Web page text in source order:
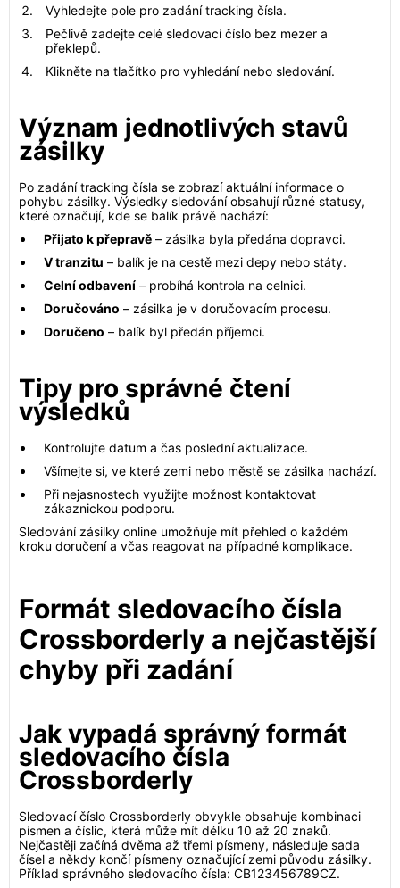
Vyhledejte pole pro zadání tracking čísla.
Pečlivě zadejte celé sledovací číslo bez mezer a
překlepů.
Klikněte na tlačítko pro vyhledání nebo sledování.
Význam jednotlivých stavů
zásilky
Po zadání tracking čísla se zobrazí aktuální informace o
pohybu zásilky. Výsledky sledování obsahují různé statusy,
které označují, kde se balík právě nachází:
Přijato k přepravě – zásilka byla předána dopravci.
V tranzitu – balík je na cestě mezi depy nebo státy.
Celní odbavení – probíhá kontrola na celnici.
Doručováno – zásilka je v doručovacím procesu.
Doručeno – balík byl předán příjemci.
Tipy pro správné čtení
výsledků
Kontrolujte datum a čas poslední aktualizace.
Všímejte si, ve které zemi nebo městě se zásilka nachází.
Při nejasnostech využijte možnost kontaktovat
zákaznickou podporu.
Sledování zásilky online umožňuje mít přehled o každém
kroku doručení a včas reagovat na případné komplikace.
Formát sledovacího čísla
Crossborderly a nejčastější
chyby při zadání
Jak vypadá správný formát
sledovacího čísla
Crossborderly
Sledovací číslo Crossborderly obvykle obsahuje kombinaci
písmen a číslic, která může mít délku 10 až 20 znaků.
Nejčastěji začíná dvěma až třemi písmeny, následuje sada
čísel a někdy končí písmeny označující zemi původu zásilky.
Příklad správného sledovacího čísla: CB123456789CZ.